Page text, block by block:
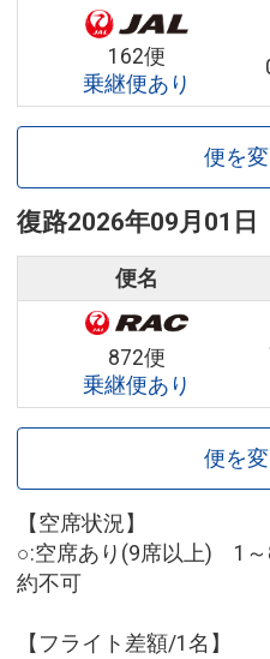
162便
乗継便あり
便を
復路2026年09月01日
便名
872便
乗継便あり
便を
【空席状況】
○:空席あり(9席以上) 1
約不可
【フライト差額/1名】